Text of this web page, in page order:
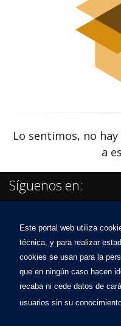
Este portal web utiliza
técnica, y para realizar
cookies se usan para la
que en ningún caso hacen
recaba ni cede datos de
usuarios sin su
Lo sentimos, no
a
Síguenos en: